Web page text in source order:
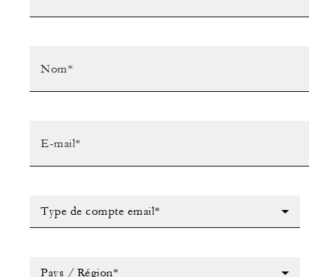
Type de compte email*
Pays / Région*